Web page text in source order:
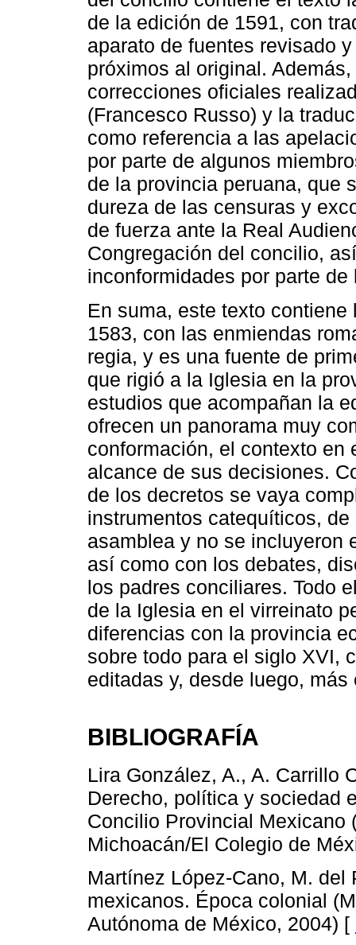
de la edición de 1591, con
aparato de fuentes revisado
próximos al original.
correcciones oficiales
(Francesco Russo) y la
como referencia a las
por parte de algunos
de la provincia peruana, que
dureza de las censuras y
de fuerza ante la Real
Congregación del concilio,
inconformidades por parte
En suma, este texto
1583, con las enmiendas
regia, y es una fuente de
que rigió a la Iglesia en la
estudios que acompañan la
ofrecen un panorama muy
conformación, el contexto en
alcance de sus decisiones.
de los decretos se vaya
instrumentos catequíticos,
asamblea y no se incluyeron
así como con los debates,
los padres conciliares. Todo
de la Iglesia en el virreinato
diferencias con la provincia
sobre todo para el siglo XVI,
editadas y, desde luego, más
BIBLIOGRAFÍA
Lira González, A., A. Carrillo
Derecho, política y sociedad
Concilio Provincial Mexicano
Michoacán/El Colegio de
Martínez López-Cano, M.
mexicanos. Época colonial
Autónoma de México, 2004) [